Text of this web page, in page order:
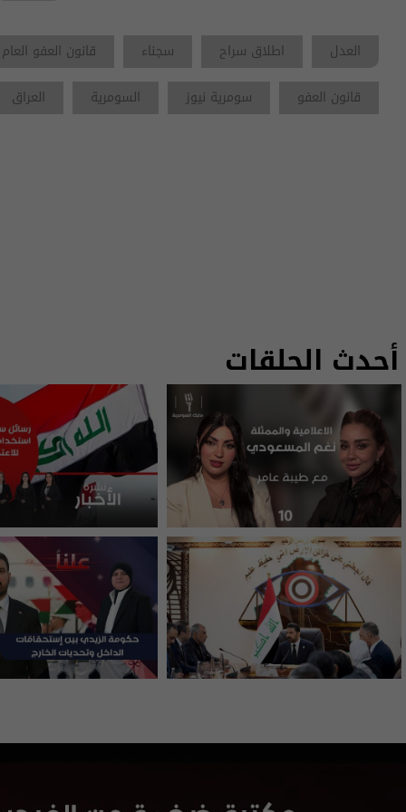
العدل اطلاق سراح سجناء قانون العفو العام
قانون العفو
سومرية نيوز السومرية العراق
أحدث الحلقات